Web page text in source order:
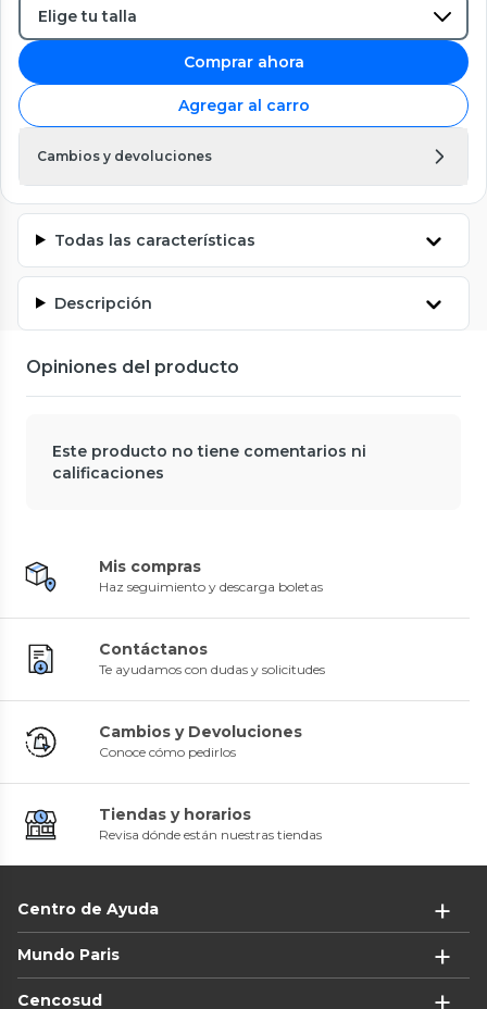
Comprar ahora
Agregar al carro
Cambios y devoluciones
Todas las características
Descripción
Opiniones del producto
Este producto no tiene comentarios ni
calificaciones
Mis compras
Haz seguimiento y descarga boletas
Contáctanos
Te ayudamos con dudas y solicitudes
Cambios y Devoluciones
Conoce cómo pedirlos
Tiendas y horarios
Revisa dónde están nuestras tiendas
Centro de Ayuda
Mundo Paris
Cencosud